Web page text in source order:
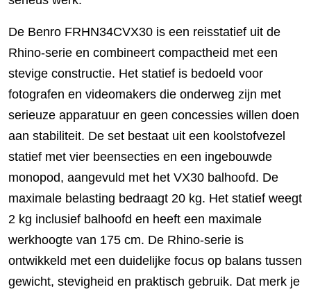
De Benro FRHN34CVX30 is een reisstatief uit de
Rhino-serie en combineert compactheid met een
stevige constructie. Het statief is bedoeld voor
fotografen en videomakers die onderweg zijn met
serieuze apparatuur en geen concessies willen doen
aan stabiliteit. De set bestaat uit een koolstofvezel
statief met vier beensecties en een ingebouwde
monopod, aangevuld met het VX30 balhoofd. De
maximale belasting bedraagt 20 kg. Het statief weegt
2 kg inclusief balhoofd en heeft een maximale
werkhoogte van 175 cm. De Rhino-serie is
ontwikkeld met een duidelijke focus op balans tussen
gewicht, stevigheid en praktisch gebruik. Dat merk je